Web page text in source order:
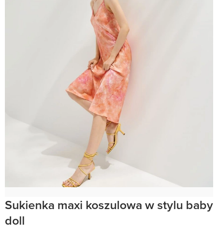
Sukienka maxi koszulowa w stylu baby
doll